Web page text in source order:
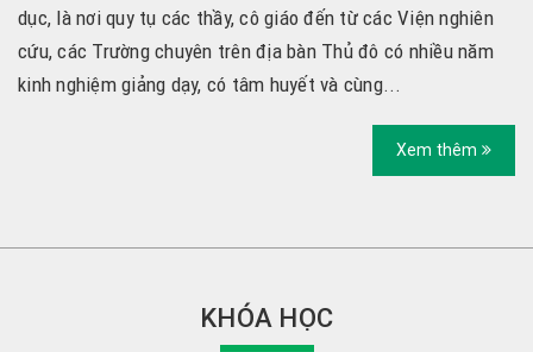
dục, là nơi quy tụ các thầy, cô giáo đến từ các Viện nghiên
cứu, các Trường chuyên trên địa bàn Thủ đô có nhiều năm
kinh nghiệm giảng dạy, có tâm huyết và cùng...
Xem thêm
KHÓA HỌC